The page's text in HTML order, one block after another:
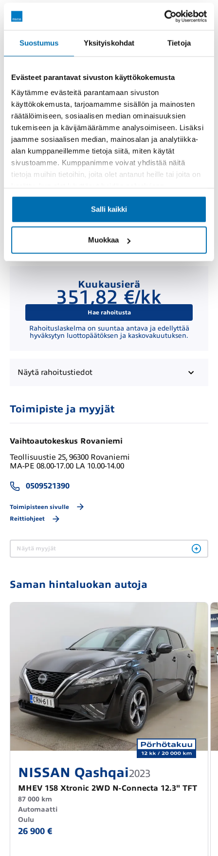
Suostumus Yksityiskohdat Tietoja
Evästeet parantavat sivuston käyttökokemusta
Käytämme evästeitä parantamaan sivuston
käyttökokemusta, tarjoamamme sisällön ja mainosten
räätälöimiseen, sosiaalisen median ominaisuuksien
tukemiseen ja kävijämäärämme analysoimiseen. Lisäksi
jaamme sosiaalisen median, mainosalan ja analytiikka-
alan kumppaneillemme tietoja siitä, miten käytät
sivustoamme. Kumppanimme voivat yhdistää näitä
tietoja muihin tietoihin, joita olet antanut heille tai joita on
Salli kaikki
Muokkaa
Räätälöi itsellesi sopiva rahoitus
Rahoitusaika (kk)
Käsiraha tai vaihtoauto (€)
Suurempi viimeinen erä (€)
Kuukausierä
351,82 €/kk
Hae rahoitusta
Rahoituslaskelma on suuntaa antava ja edellyttää
hyväksytyn luottopäätöksen ja kaskovakuutuksen.
Näytä rahoitustiedot
Toimipiste ja myyjät
Vaihtoautokeskus Rovaniemi
Teollisuustie 25, 96300 Rovaniemi
MA-PE 08.00-17.00 LA 10.00-14.00
0509521390
Toimipisteen sivulle
Reittiohjeet
Näytä myyjät
Saman hintaluokan autoja
NISSAN Qashqai2023
MHEV 158 Xtronic 2WD N-Connecta 12.3" TFT
87 000 km
Automaatti
Oulu
26 900 €